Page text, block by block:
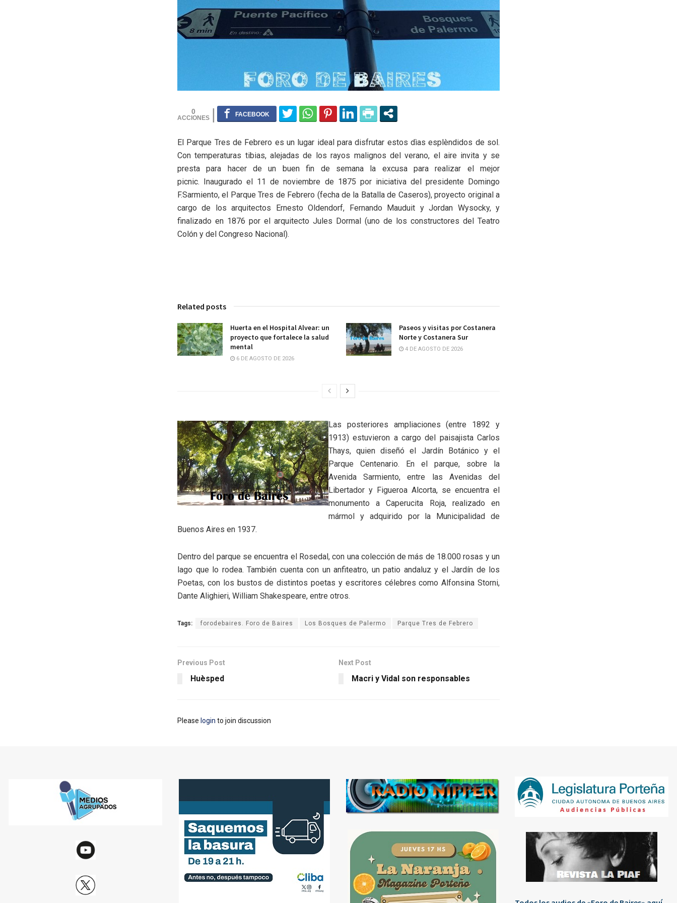
0
El Parque Tres de Febrero es un lugar ideal para disfrutar estos dìas esplèndidos de sol.
Con temperaturas tibias, alejadas de los rayos malignos del verano, el aire invita y se
presta para hacer de un buen fin de semana la excusa para realizar el mejor
picnic. Inaugurado el 11 de noviembre de 1875 por iniciativa del presidente Domingo
F.Sarmiento, el Parque Tres de Febrero (fecha de la Batalla de Caseros), proyecto original a
cargo de los arquitectos Ernesto Oldendorf, Fernando Mauduit y Jordan Wysocky, y
finalizado en 1876 por el arquitecto Jules Dormal (uno de los constructores del Teatro
Colón y del Congreso Nacional).
Related posts
Huerta en el Hospital Alvear: un
proyecto que fortalece la salud
mental
6 DE AGOSTO DE 2026
Paseos y visitas por Costanera
Norte y Costanera Sur
4 DE AGOSTO DE 2026
Las posteriores ampliaciones (entre 1892 y
1913) estuvieron a cargo del paisajista Carlos
Thays, quien diseñó el Jardín Botánico y el
Parque Centenario. En el parque, sobre la
Avenida Sarmiento, entre las Avenidas del
Libertador y Figueroa Alcorta, se encuentra el
monumento a Caperucita Roja, realizado en
mármol y adquirido por la Municipalidad de
Buenos Aires en 1937.
Dentro del parque se encuentra el Rosedal, con una colección de más de 18.000 rosas y un
lago que lo rodea. También cuenta con un anfiteatro, un patio andaluz y el Jardín de los
Poetas, con los bustos de distintos poetas y escritores célebres como Alfonsina Storni,
Dante Alighieri, William Shakespeare, entre otros.
Tags: forodebaires. Foro de Baires Los Bosques de Palermo Parque Tres de Febrero
Previous Post
Huèsped
Next Post
Macri y Vidal son responsables
Please login to join discussion